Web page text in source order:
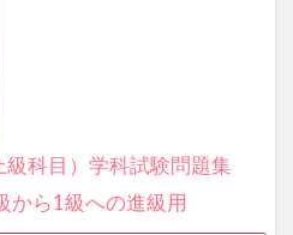
科目）学科試験問題集
から1級への進級用